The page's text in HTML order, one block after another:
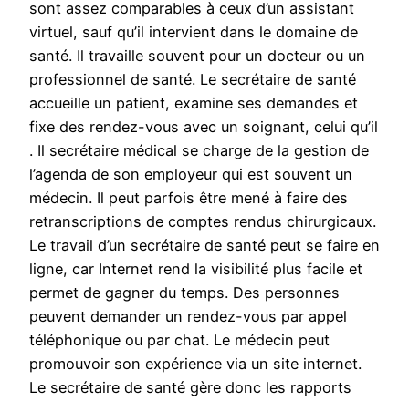
sont assez comparables à ceux d’un assistant
virtuel, sauf qu’il intervient dans le domaine de
santé. Il travaille souvent pour un docteur ou un
professionnel de santé. Le secrétaire de santé
accueille un patient, examine ses demandes et
fixe des rendez-vous avec un soignant, celui qu’il
. Il secrétaire médical se charge de la gestion de
l’agenda de son employeur qui est souvent un
médecin. Il peut parfois être mené à faire des
retranscriptions de comptes rendus chirurgicaux.
Le travail d’un secrétaire de santé peut se faire en
ligne, car Internet rend la visibilité plus facile et
permet de gagner du temps. Des personnes
peuvent demander un rendez-vous par appel
téléphonique ou par chat. Le médecin peut
promouvoir son expérience via un site internet.
Le secrétaire de santé gère donc les rapports